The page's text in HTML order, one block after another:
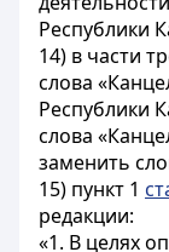
Республики
14) в части
слова
Республики
слова
заменить
15) пункт 1
редакции:
«1. В целях